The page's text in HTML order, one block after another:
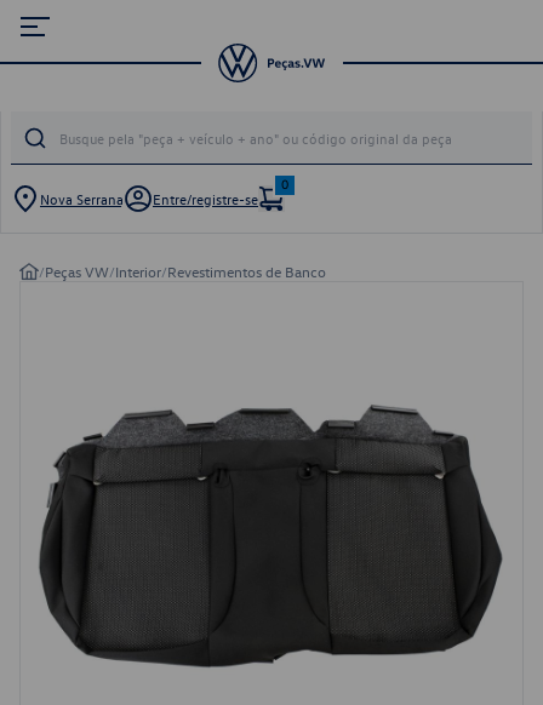
Nova Serrana Entre/registre-se
0
/Peças VW/Interior/Revestimentos de Banco